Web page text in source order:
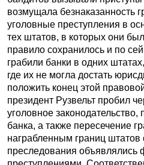
возмущала безнаказанность
уголовные преступления в
тех штатов, в которых они
правило сохранилось и по
грабили банки в одних
где их не могла достать
положить конец этой
президент Рузвельт пробил
уголовное законодательство,
банка, а также пересечение
награбленным границ штатов
преследования